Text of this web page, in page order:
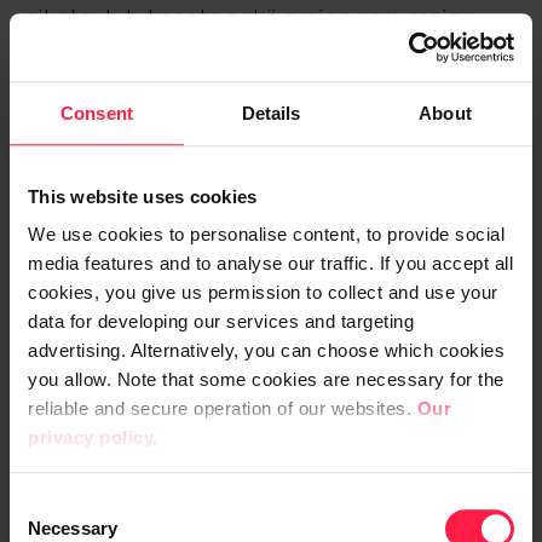
Consent Details About
This website uses cookies
We use cookies to personalise content, to provide social
media features and to analyse our traffic. If you accept all
cookies, you give us permission to collect and use your
data for developing our services and targeting
advertising. Alternatively, you can choose which cookies
you allow. Note that some cookies are necessary for the
reliable and secure operation of our websites. Our
privacy policy.
Necessary
aikataulutuksesta sekä omien resurssien
käytöstä tai ulkopuolisten toimittajien
hyödyntämisestä. Samoin projektimallit ja
projektien käytännöt ohjausryhmistä
riskiarviointeihin ja dokumentointiin on hyvä
määritellä yhtenäisesti.
Testauksen tehtävänä on varmistaa, että
toteutuksesta saadaan haluttu lopputulos.
Testauksen hallinnollisesta näkökulmasta
on tärkeäämääritellä testauksen kulku
vaiheineen sekä vaiheista vastaavat
tahot. Esimerkkejä hyvistä käytännöistä
ovat esimerkiksi testaussuunnitelma sekä
kirjataan. Myös teknisestä näkökulmasta on